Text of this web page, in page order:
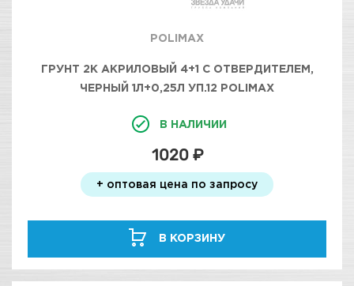
POLIMAX
ГРУНТ 2К АКРИЛОВЫЙ 4+1 С ОТВЕРДИТЕЛЕМ,
ЧЕРНЫЙ 1Л+0,25Л УП.12 POLIMAX
В НАЛИЧИИ
1020 ₽
+ оптовая цена по запросу
В КОРЗИНУ